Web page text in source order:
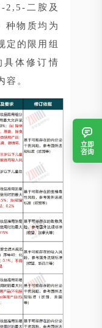
2,5-二胺及
种物质均为
定的限用组
具体修订情
容。
立即
咨询